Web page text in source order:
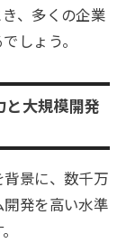
、多くの企業
しょう。
と大規模開発
景に、数千万
発を高い水準